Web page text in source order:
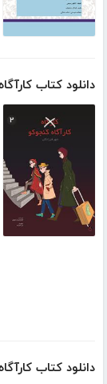
دانلود کتاب
دانلود کتاب